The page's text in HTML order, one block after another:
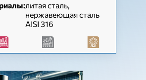
литая сталь,
нержавеющая сталь
AISI 316